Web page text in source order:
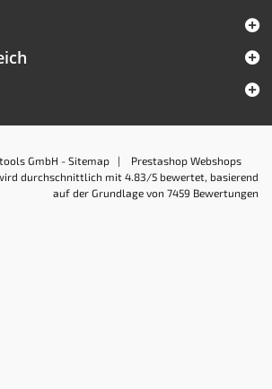
GmbH - Sitemap | Prestashop Webshops
durchschnittlich mit 4.83 /5 bewertet, basierend
auf der Grundlage von 7459 Bewertungen